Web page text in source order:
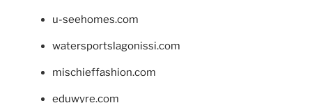
u-seehomes.com
watersportslagonissi.com
mischieffashion.com
eduwyre.com